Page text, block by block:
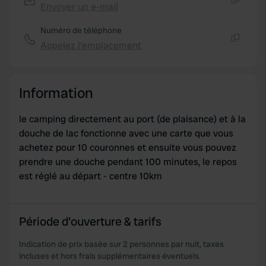
of their services.
Numéro de téléphone
Information
le camping directement au port (de plaisance) et à la
douche de lac fonctionne avec une carte que vous
achetez pour 10 couronnes et ensuite vous pouvez
prendre une douche pendant 100 minutes, le repos
est réglé au départ - centre 10km
Période d'ouverture & tarifs
Indication de prix basée sur 2 personnes par nuit, taxes
incluses et hors frais supplémentaires éventuels.